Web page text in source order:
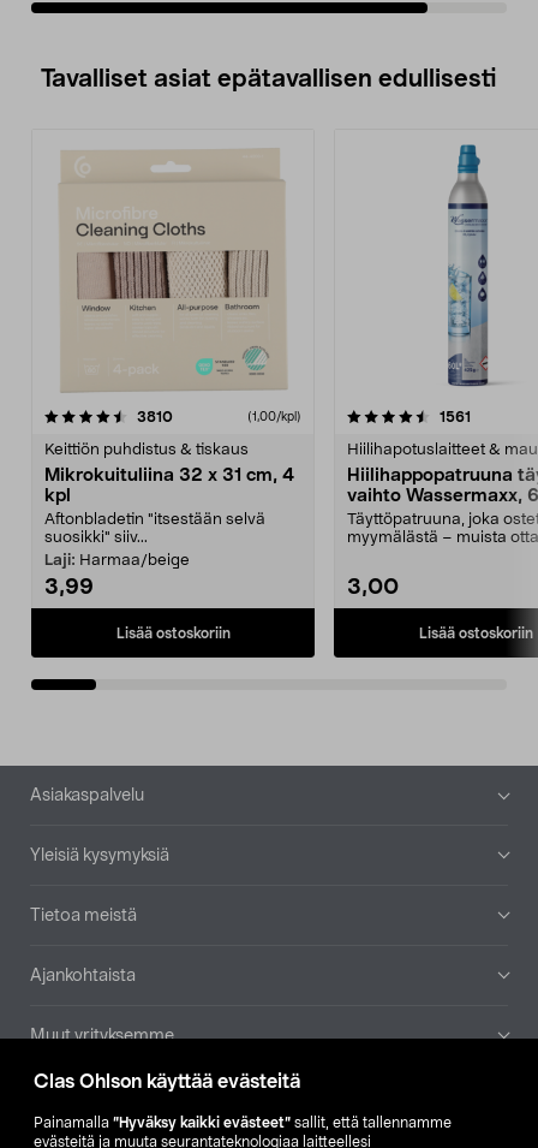
Clas Ohlson käyttää evästeitä
Painamalla ”Hyväksy kaikki evästeet” sallit, että tallennamme
evästeitä ja muuta seurantateknologiaa laitteellesi
Tavalliset asiat epätavallisen edullisesti
3810arvostelut (1,00/kpl)
Keittiön puhdistus & tiskaus
Mikrokuituliina 32 x 31 cm, 4
kpl
Aftonbladetin "itsestään selvä
suosikki" siiv...
Laji: Harmaa/beige
3,99
Lisää ostoskoriin
4.5viidestä
1561
Hiilihapotuslaitteet &
Hiilihappopatruuna
vaihto Wassermaxx,
Täyttöpatruuna, joka
myymälästä – muista
3,00
Lisää ostoskoriin
4.5viidestä
Alatunniste
Asiakaspalvelu
Yleisiä kysymyksiä
Tietoa meistä
Ajankohtaista
Muut yrityksemme
Etsi myymälä